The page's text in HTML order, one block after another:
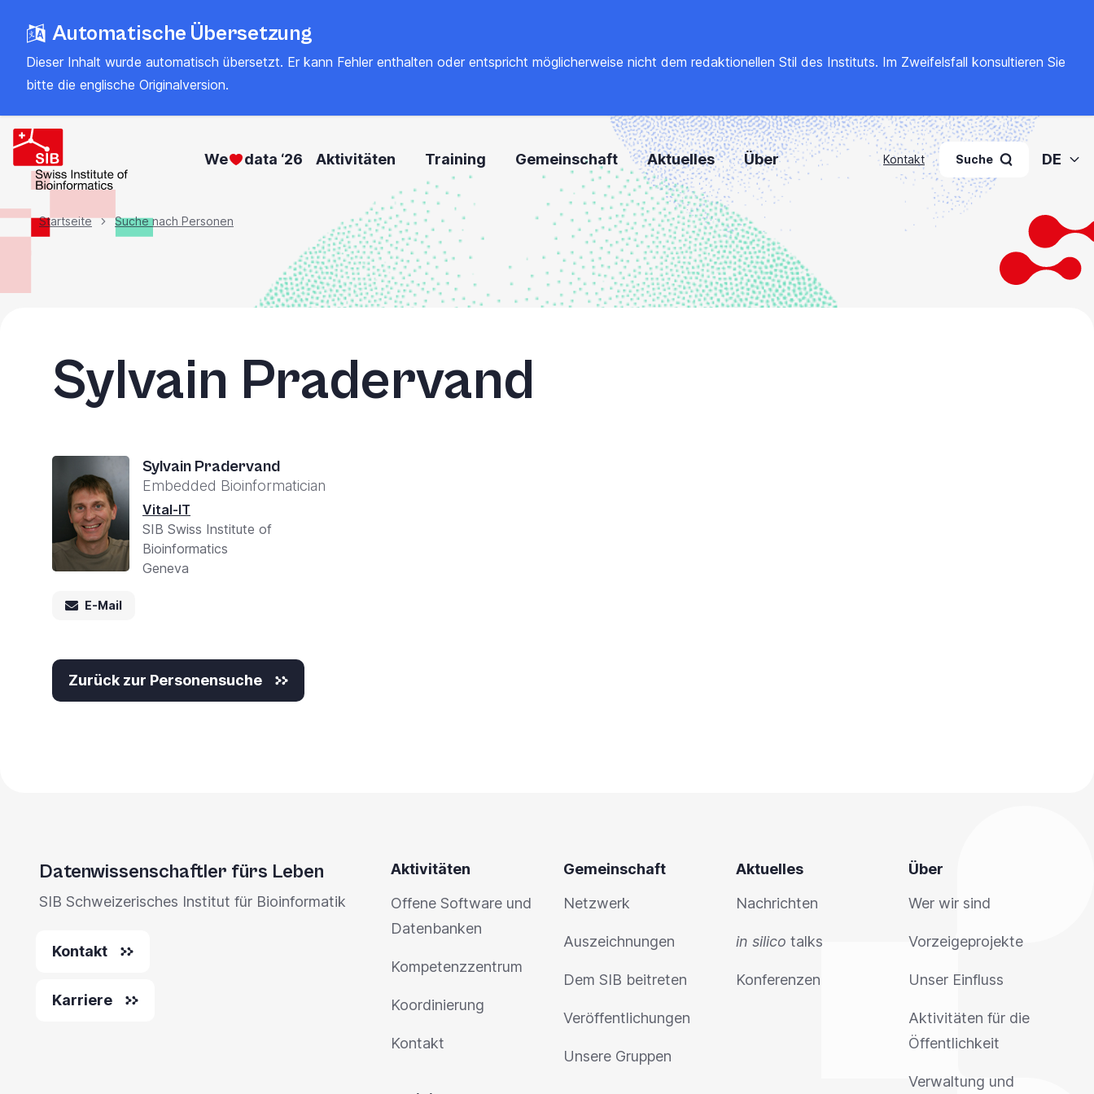
Hauptinhalt
springen
Automatische Übersetzung
Dieser Inhalt wurde automatisch übersetzt. Er kann Fehler enthalten oder entspricht möglicherweise nicht dem redaktionellen Stil des Instituts. Im Zweifelsfall konsultieren Sie
bitte die englische Originalversion.
We data ‘26 Aktivitäten Training Gemeinschaft Aktuelles Über Kontakt Suche DE
Brotkrümel
Startseite Suche nach Personen
Sylvain Pradervand
Sylvain Pradervand
Embedded Bioinformatician
Vital-IT
SIB Swiss Institute of
Bioinformatics
Geneva
E-Mail
Zurück zur Personensuche
Datenwissenschaftler fürs Leben
SIB Schweizerisches Institut für Bioinformatik
Kontakt
Karriere
Aktivitäten
Offene Software und
Datenbanken
Kompetenzzentrum
Koordinierung
Kontakt
Gemeinschaft
Netzwerk
Auszeichnungen
Dem SIB beitreten
Veröffentlichungen
Unsere Gruppen
Aktuelles
Nachrichten
in silico talks
Konferenzen
Über
Wer wir sind
Vorzeigeprojekte
Unser Einfluss
Aktivitäten für die
Öffentlichkeit
Verwaltung und